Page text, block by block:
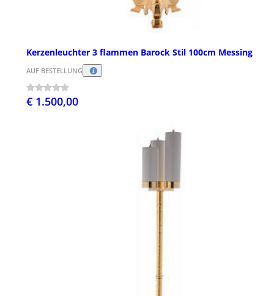
Kerzenleuchter 3 flammen Barock Stil 100cm Messing
AUF BESTELLUNG
€ 1.500,00